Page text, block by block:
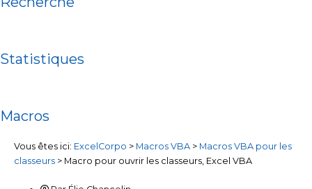
Statistiques
Macros
Vous êtes ici: ExcelCorpo > Macros VBA > Macros VBA pour les
classeurs > Macro pour ouvrir les classeurs, Excel VBA